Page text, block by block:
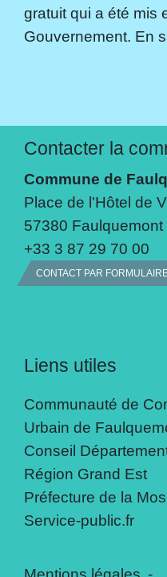
gratuit qui a été mis
Gouvernement. En
Contacter la
Commune de
Place de l'Hôtel de
57380 Faulquemont
+33 3 87 29 70 00
CONTACT PAR
Liens utiles
Communauté de
Urbain de
Conseil
Région Grand Est
Préfecture de la
Service-public.fr